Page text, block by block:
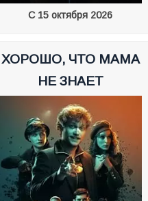
С 15 октября 2026
ХОРОШО, ЧТО МАМА
НЕ ЗНАЕТ